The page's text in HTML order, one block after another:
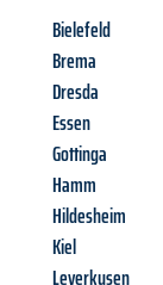
Bielefeld
Brema
Dresda
Essen
Gottinga
Hamm
Hildesheim
Kiel
Leverkusen